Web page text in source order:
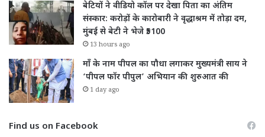
बेटियों ने वीडियो कॉल पर देखा पिता का अंतिम
संस्कार: करोड़ों के कारोबारी ने वृद्धाश्रम में तोड़ा दम,
मुंबई से बेटी ने भेजे ₹5100
13 hours ago
माँ के नाम पीपल का पौधा लगाकर मुख्यमंत्री साय ने
‘पीपल फॉर पीपुल’ अभियान की शुरुआत की
1 day ago
Find us on Facebook